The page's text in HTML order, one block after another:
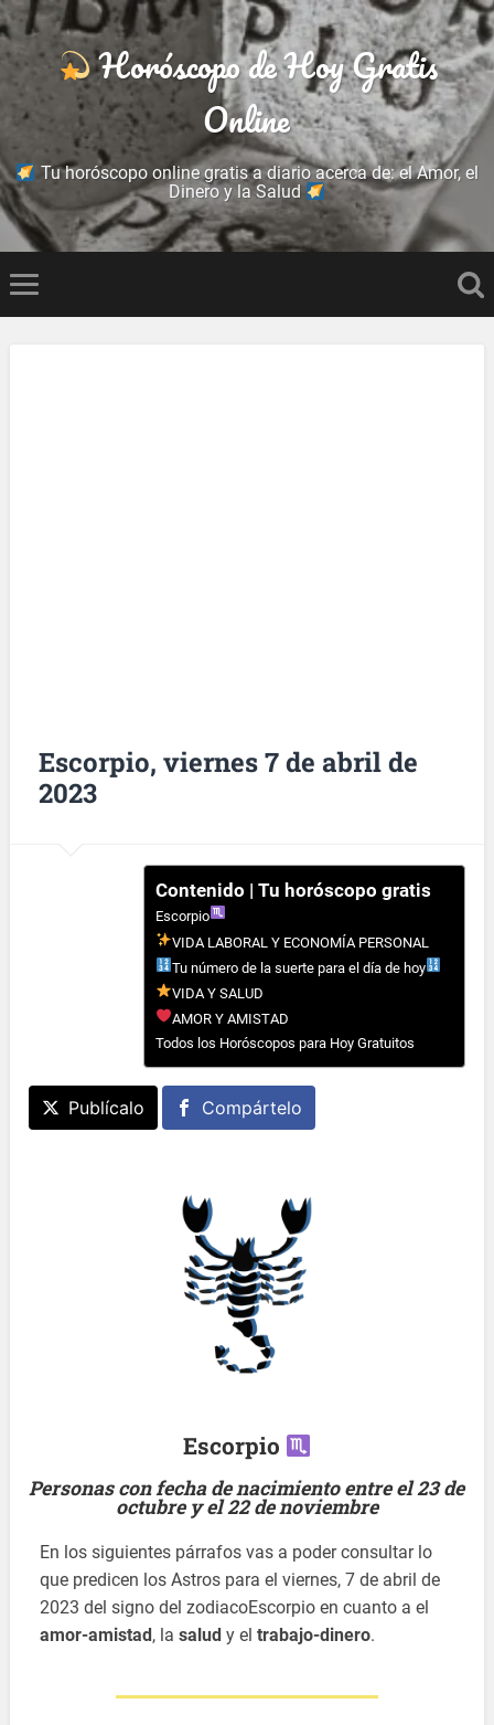
Horóscopo de Hoy Gratis
Online
Tu horóscopo online gratis a diario acerca de: el Amor, el
Dinero y la Salud
Escorpio, viernes 7 de abril de
2023
Contenido | Tu horóscopo gratis
Escorpio
VIDA LABORAL Y ECONOMÍA PERSONAL
Tu número de la suerte para el día de hoy
VIDA Y SALUD
AMOR Y AMISTAD
Todos los Horóscopos para Hoy Gratuitos
Publícalo Compártelo
Escorpio
Personas con fecha de nacimiento entre el 23 de
octubre y el 22 de noviembre
En los siguientes párrafos vas a poder consultar lo
que predicen los Astros para el viernes, 7 de abril de
2023 del signo del zodiacoEscorpio en cuanto a el
amor-amistad , lasalud y eltrabajo-dinero.